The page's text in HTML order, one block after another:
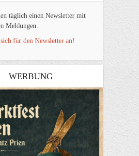
täglich einen Newsletter mit
Meldungen.
für den Newsletter an!
WERBUNG